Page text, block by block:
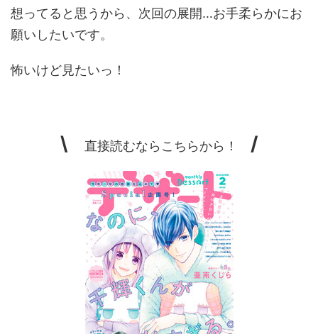
想ってると思うから、次回の展開…お手柔らかにお
願いしたいです。
怖いけど見たいっ！
\ 直接読むならこちらから！ /